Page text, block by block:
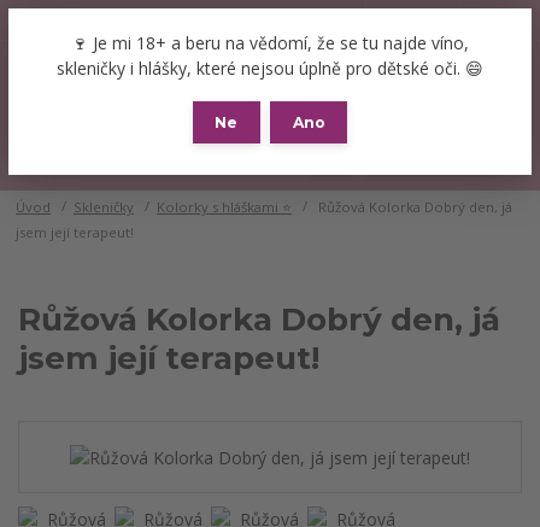
🍷 Je mi 18+ a beru na vědomí, že se tu najde víno,
skleničky i hlášky, které nejsou úplně pro dětské oči. 😄
Ne
Ano
0 Kč
Úvod Skleničky Kolorky s hláškami ⭐
Růžová Kolorka Dobrý den, já
jsem její terapeut!
Růžová Kolorka Dobrý den, já
jsem její terapeut!